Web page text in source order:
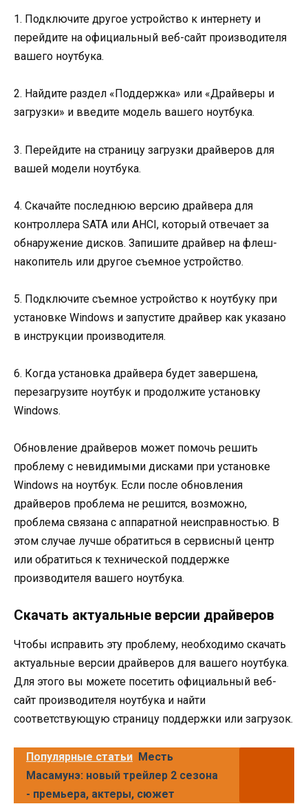
1. Подключите другое устройство к интернету и
перейдите на официальный веб-сайт производителя
вашего ноутбука.
2. Найдите раздел «Поддержка» или «Драйверы и
загрузки» и введите модель вашего ноутбука.
3. Перейдите на страницу загрузки драйверов для
вашей модели ноутбука.
4. Скачайте последнюю версию драйвера для
контроллера SATA или AHCI, который отвечает за
обнаружение дисков. Запишите драйвер на флеш-
накопитель или другое съемное устройство.
5. Подключите съемное устройство к ноутбуку при
установке Windows и запустите драйвер как указано
в инструкции производителя.
6. Когда установка драйвера будет завершена,
перезагрузите ноутбук и продолжите установку
Windows.
Обновление драйверов может помочь решить
проблему с невидимыми дисками при установке
Windows на ноутбук. Если после обновления
драйверов проблема не решится, возможно,
проблема связана с аппаратной неисправностью. В
этом случае лучше обратиться в сервисный центр
или обратиться к технической поддержке
производителя вашего ноутбука.
Скачать актуальные версии драйверов
Чтобы исправить эту проблему, необходимо скачать
актуальные версии драйверов для вашего ноутбука.
Для этого вы можете посетить официальный веб-
сайт производителя ноутбука и найти
соответствующую страницу поддержки или загрузок.
Популярные статьи Месть
Масамунэ: новый трейлер 2 сезона
- премьера, актеры, сюжет